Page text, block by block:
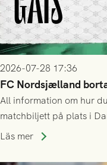
2026-07-28 17:36
FC Nordsjælland
All information om hur
matchbiljett på plats i
som står på reservlista
Läs mer